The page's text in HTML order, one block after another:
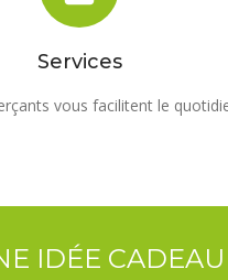
Services
vous facilitent le
IDÉE